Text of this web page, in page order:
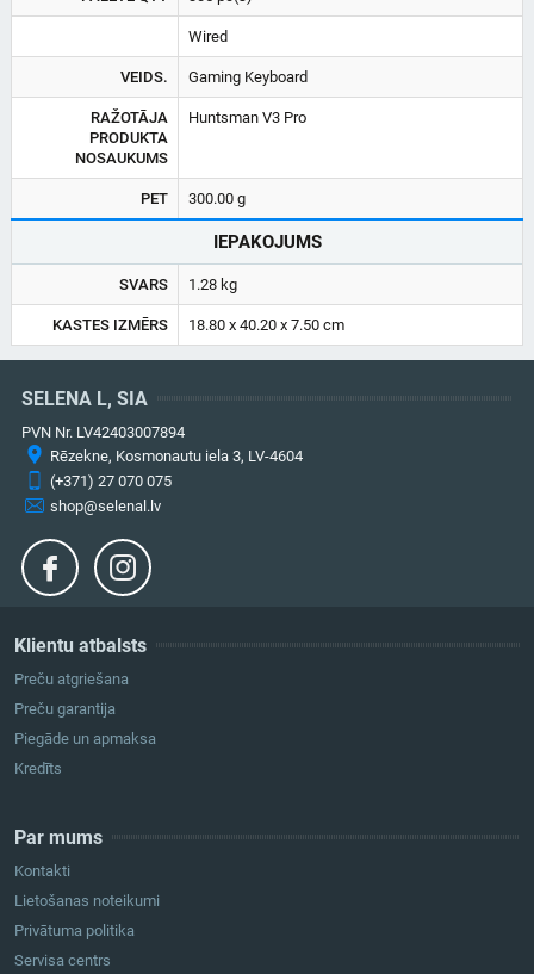
Wired
VEIDS. Gaming Keyboard
RAŽOTĀJA
PRODUKTA
NOSAUKUMS
Huntsman V3 Pro
PET 300.00 g
IEPAKOJUMS
SVARS 1.28 kg
KASTES IZMĒRS 18.80 x 40.20 x 7.50 cm
Klientu atbalsts
Preču atgriešana
Preču garantija
Piegāde un apmaksa
Kredīts
Par mums
Kontakti
Lietošanas noteikumi
Privātuma politika
Servisa centrs
SELENA L, SIA
PVN Nr. LV42403007894
Rēzekne, Kosmonautu iela 3, LV-4604
(+371) 27 070 075
shop@selenal.lv